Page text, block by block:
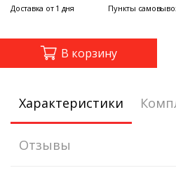
В корзину
Доставка от 1 дня Пункты
Характеристики
Отзывы